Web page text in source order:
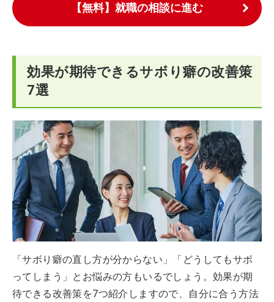
【無料】就職の相談に進む
効果が期待できるサボり癖の改善策
7選
「サボり癖の直し方が分からない」「どうしてもサボ
ってしまう」とお悩みの方もいるでしょう。効果が期
待できる改善策を7つ紹介しますので、自分に合う方法